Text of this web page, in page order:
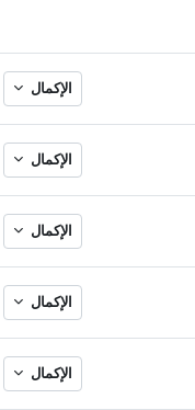
الإكمال
الإكمال
الإكمال
الإكمال
الإكمال